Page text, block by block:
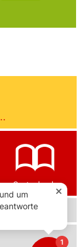
Gartenbuch